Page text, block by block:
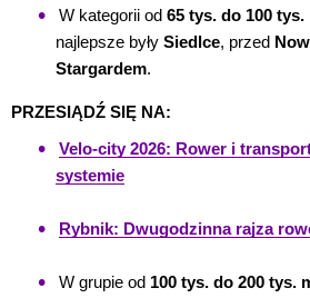
W kategorii od 65 tys. do 100
najlepsze były Siedlce, przed
Stargardem.
PRZESIĄDŹ SIĘ NA:
Velo-city 2026: Rower i
systemie
Rybnik: Dwugodzinna rajza
W grupie od 100 tys. do 200 tys.